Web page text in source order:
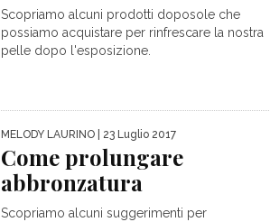
Scopriamo alcuni prodotti doposole che
possiamo acquistare per rinfrescare la nostra
pelle dopo l'esposizione.
MELODY LAURINO | 23 Luglio 2017
Come prolungare
abbronzatura
Scopriamo alcuni suggerimenti per